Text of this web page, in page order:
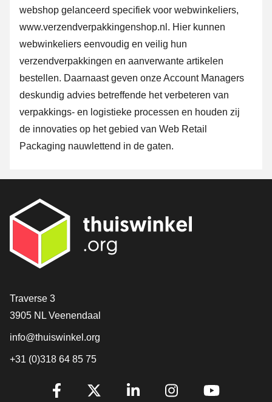
webshop gelanceerd specifiek voor webwinkeliers,
www.verzendverpakkingenshop.nl. Hier kunnen
webwinkeliers eenvoudig en veilig hun
verzendverpakkingen en aanverwante artikelen
bestellen. Daarnaast geven onze Account Managers
deskundig advies betreffende het verbeteren van
verpakkings- en logistieke processen en houden zij
de innovaties op het gebied van Web Retail
Packaging nauwlettend in de gaten.
Contact
Traverse 3
3905 NL Veenendaal
info@thuiswinkel.org
+31 (0)318 64 85 75
Volg je ons al?